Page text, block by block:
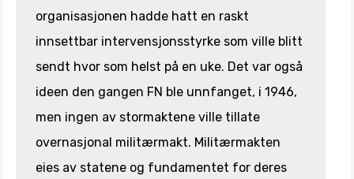
organisasjonen hadde hatt en raskt
innsettbar intervensjonsstyrke som ville blitt
sendt hvor som helst på en uke. Det var også
ideen den gangen FN ble unnfanget, i 1946,
men ingen av stormaktene ville tillate
overnasjonal militærmakt. Militærmakten
eies av statene og fundamentet for deres